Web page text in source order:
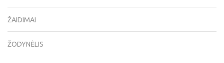
ŽAIDIMAI
ŽODYNĖLIS